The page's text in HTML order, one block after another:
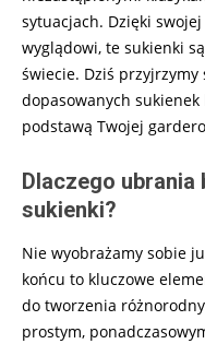
sytuacjach. Dzięki
wyglądowi, te sukienki
świecie. Dziś
dopasowanych
podstawą Twojej
Dlaczego ubrania
sukienki?
Nie wyobrażamy sobie
końcu to kluczowe
do tworzenia
prostym,